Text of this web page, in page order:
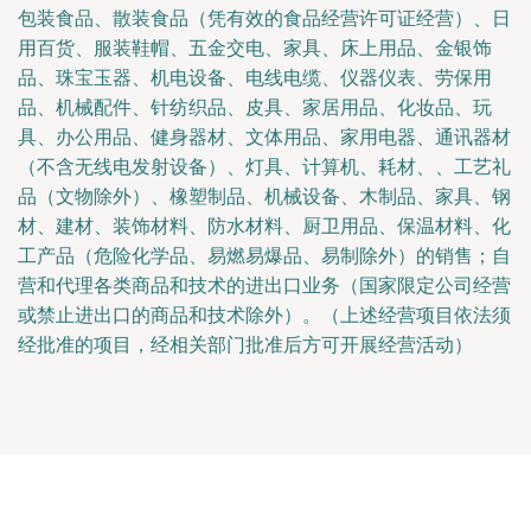
包装食品、散装食品（凭有效的食品经营许可证经营）、日
用百货、服装鞋帽、五金交电、家具、床上用品、金银饰
品、珠宝玉器、机电设备、电线电缆、仪器仪表、劳保用
品、机械配件、针纺织品、皮具、家居用品、化妆品、玩
具、办公用品、健身器材、文体用品、家用电器、通讯器材
（不含无线电发射设备）、灯具、计算机、耗材、、工艺礼
品（文物除外）、橡塑制品、机械设备、木制品、家具、钢
材、建材、装饰材料、防水材料、厨卫用品、保温材料、化
工产品（危险化学品、易燃易爆品、易制除外）的销售；自
营和代理各类商品和技术的进出口业务（国家限定公司经营
或禁止进出口的商品和技术除外）。（上述经营项目依法须
经批准的项目，经相关部门批准后方可开展经营活动）